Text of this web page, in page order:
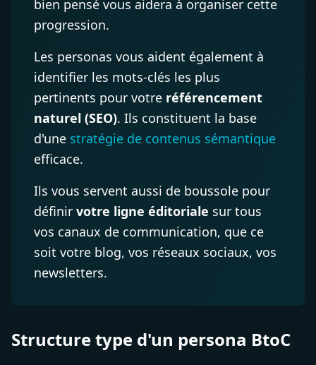
bien pensé vous aidera à organiser cette
progression.
Les personas vous aident également à
identifier les mots-clés les plus
pertinents pour votre référencement
naturel (SEO). Ils constituent la base
d'une stratégie de contenus sémantique
efficace.
Ils vous servent aussi de boussole pour
définir votre ligne éditoriale sur tous
vos canaux de communication, que ce
soit votre blog, vos réseaux sociaux, vos
newsletters.
Structure type d'un persona BtoC